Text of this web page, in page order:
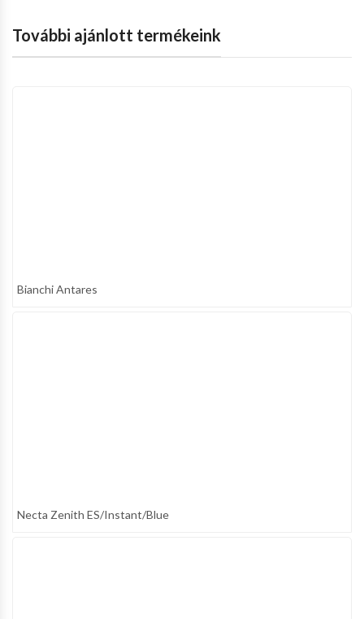
További ajánlott termékeink
Bianchi Antares
Necta Zenith ES/Instant/Blue